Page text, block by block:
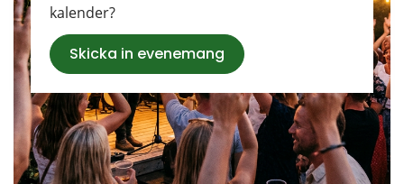
kalender?
Skicka in evenemang